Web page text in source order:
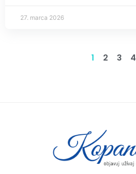
27. marca 2026
1 2 3 4